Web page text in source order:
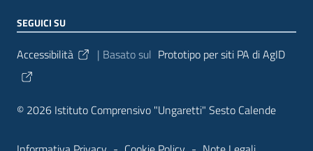
SEGUICI SU
Sezione Link Utili
Accessibilità | Basato sul Prototipo per siti PA di AgID
© 2026 Istituto Comprensivo "Ungaretti" Sesto Calende